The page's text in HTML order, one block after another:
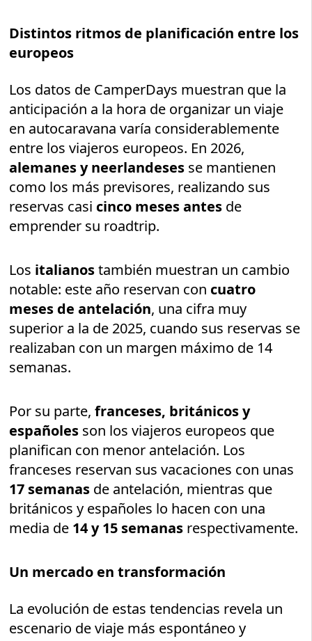
Distintos ritmos de planificación entre los
europeos
Los datos de CamperDays muestran que la
anticipación a la hora de organizar un viaje
en autocaravana varía considerablemente
entre los viajeros europeos. En 2026,
alemanes y neerlandeses se mantienen
como los más previsores, realizando sus
reservas casi cinco meses antes de
emprender su roadtrip.
Los italianostambién muestran un cambio
notable: este año reservan con cuatro
meses de antelación, una cifra muy
superior a la de 2025, cuando sus reservas se
realizaban con un margen máximo de 14
semanas.
Por su parte,franceses, británicos y
españoles son los viajeros europeos que
planifican con menor antelación. Los
franceses reservan sus vacaciones con unas
17 semanas de antelación, mientras que
británicos y españoles lo hacen con una
media de 14 y 15 semanas respectivamente.
Un mercado en transformación
La evolución de estas tendencias revela un
escenario de viaje más espontáneo y